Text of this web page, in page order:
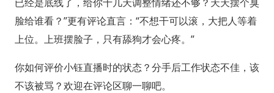
脸给谁看？”更有评论直言：“不想干可以滚，大把人等着
上位。上班摆脸子，只有舔狗才会心疼。”
你如何评价小钰直播时的状态？分手后工作状态不佳，该
不该被骂？欢迎在评论区聊一聊吧。